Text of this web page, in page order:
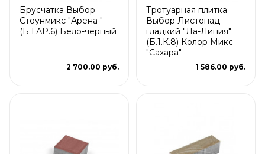
Брусчатка Выбор
Стоунмикс "Арена "
(Б.1.АР.6) Бело-черный
2 700.00 руб.
Тротуарная плитка
Выбор Листопад
гладкий "Ла-Линия"
(Б.1.К.8) Колор Микс
"Сахара"
1 586.00 руб.